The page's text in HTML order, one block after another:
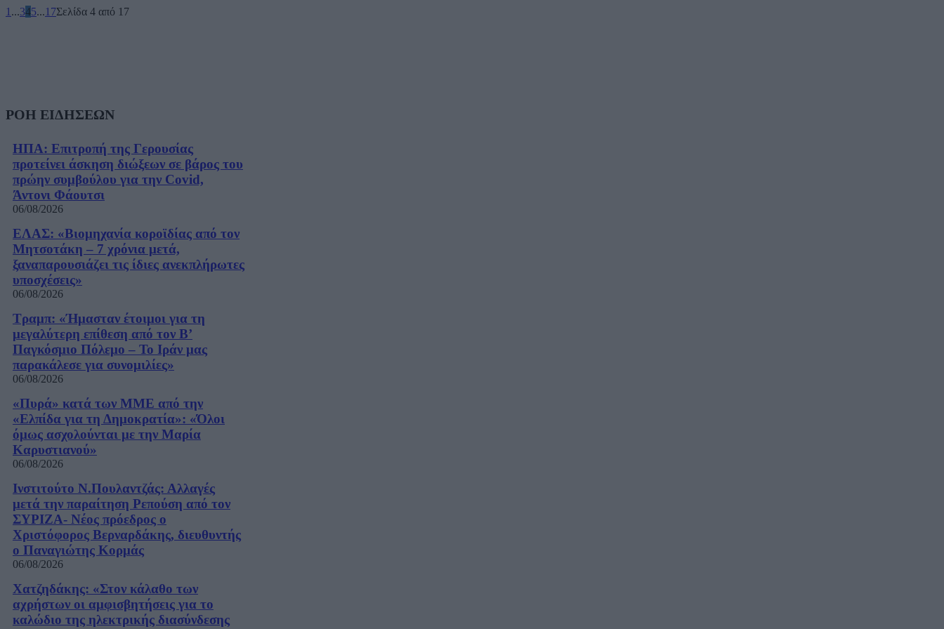
1 ...345...17Σελίδα 4 από 17
ΡΟΗ ΕΙΔΗΣΕΩΝ
ΗΠΑ: Επιτροπή της Γερουσίας
προτείνει άσκηση διώξεων σε βάρος του
πρώην συμβούλου για την Covid,
Άντονι Φάουτσι
06/08/2026
ΕΛΑΣ: «Βιομηχανία κοροϊδίας από τον
Μητσοτάκη – 7 χρόνια μετά,
ξαναπαρουσιάζει τις ίδιες ανεκπλήρωτες
υποσχέσεις»
06/08/2026
Τραμπ: «Ήμασταν έτοιμοι για τη
μεγαλύτερη επίθεση από τον Β’
Παγκόσμιο Πόλεμο – Το Ιράν μας
παρακάλεσε για συνομιλίες»
06/08/2026
«Πυρά» κατά των ΜΜΕ από την
«Ελπίδα για τη Δημοκρατία»: «Όλοι
όμως ασχολούνται με την Μαρία
Καρυστιανού»
06/08/2026
Ινστιτούτο Ν.Πουλαντζάς: Αλλαγές
μετά την παραίτηση Ρεπούση από τον
ΣΥΡΙΖΑ- Νέος πρόεδρος ο
Χριστόφορος Βερναρδάκης, διευθυντής
ο Παναγιώτης Κορμάς
06/08/2026
Χατζηδάκης: «Στον κάλαθο των
αχρήστων οι αμφισβητήσεις για το
καλώδιο της ηλεκτρικής διασύνδεσης